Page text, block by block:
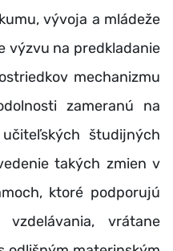
vývoja a mládeže
výzvu na predkladanie
mechanizmu
zameranú na
študijných
takých zmien v
ktoré podporujú
vzdelávania, vrátane